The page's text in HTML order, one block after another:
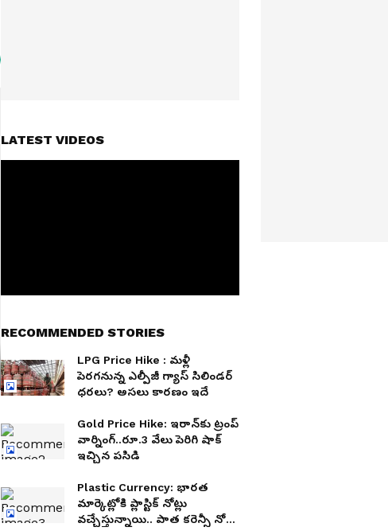
LATEST VIDEOS
RECOMMENDED STORIES
LPG Price Hike : మళ్లీ
పెరగనున్న ఎల్పీజీ గ్యాస్ సిలిండర్
ధరలు? అసలు కారణం ఇదే
Gold Price Hike: ఇరాన్‌కు ట్రంప్
వార్నింగ్..రూ.3 వేలు పెరిగి షాక్
ఇచ్చిన పసిడి
Plastic Currency: భారత
మార్కెట్లోకి ప్లాస్టిక్ నోట్లు
వచ్చేస్తున్నాయి.. పాత కరెన్సీ నోట్ల